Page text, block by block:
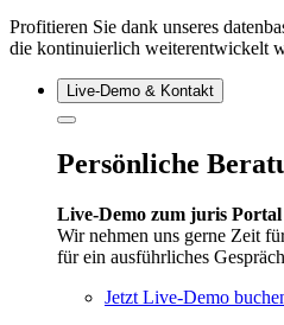
Profitieren Sie dank unseres
die kontinuierlich weiterentwickelt
Live‑Demo & Kontakt
Persönliche
Live-Demo zum juris Portal
Wir nehmen uns gerne Zeit
für ein ausführliches
Jetzt Live-Demo